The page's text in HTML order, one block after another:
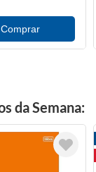
da Semana: